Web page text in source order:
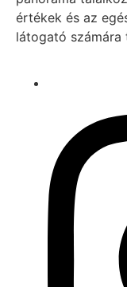
értékek és az
látogató számára